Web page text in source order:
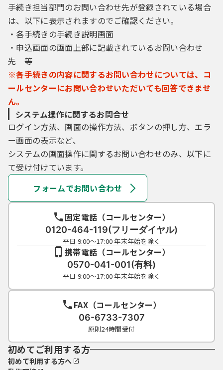
手続き担当部門のお問い合わせ先が登録されている場合
は、以下に表示されますのでご確認ください。
・各手続きの手続き説明画面
・申込画面の画面上部に記載されているお問い合わせ
先 等
※各手続きの内容に関するお問い合わせについては、コ
ールセンターにお問い合わせいただいても回答できませ
ん。
システム操作に関するお問合せ
ログイン方法、画面の操作方法、ボタンの押し方、エラ
ー画面の表示など、
システムの画面操作に関するお問い合わせのみ、以下に
て受け付けています。
フォームでお問い合わせ
固定電話（コールセンター）
0120-464-119(フリーダイヤル)
平日 9:00～17:00 年末年始を除く
携帯電話（コールセンター）
0570-041-001(有料)
平日 9:00～17:00 年末年始を除く
FAX（コールセンター）
06-6733-7307
原則24時間受付
初めてご利用する方
初めて利用する方へ